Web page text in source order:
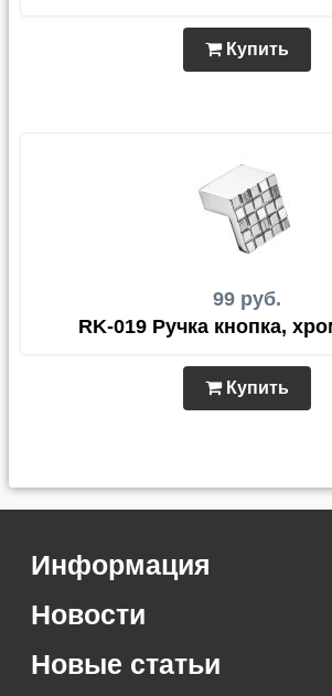
Купить
99 руб.
RK-019 Ручка кнопка,
Купить
Информация
Новости
Новые статьи